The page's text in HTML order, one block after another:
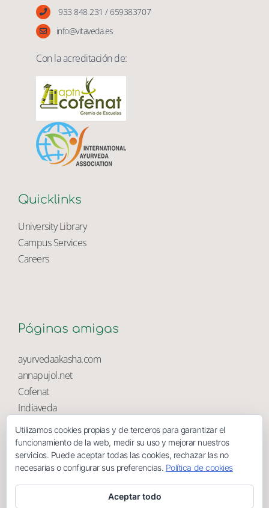
info@vitaveda.es
Con la acreditación de:
Quicklinks
University Library
Páginas amigas
ayurvedaakasha.com
annapujol.net
Indiaveda
Magnolia
Utilizamos cookies propias y de terceros para garantizar el
funcionamiento de la web, medir su uso y mejorar nuestros
servicios. Puede aceptar todas las cookies, rechazar las no
necesarias o configurar sus preferencias. Política de cookies
Aceptar todo